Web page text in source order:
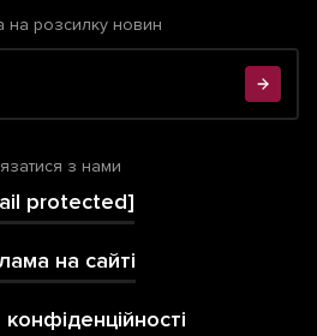
на розсилку новин
з нами
protected]
на сайті